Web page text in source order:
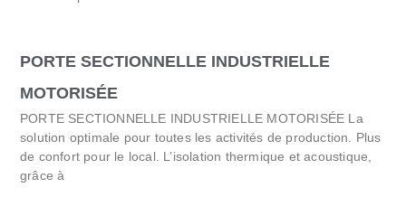
PORTE SECTIONNELLE INDUSTRIELLE
MOTORISÉE
PORTE SECTIONNELLE INDUSTRIELLE MOTORISÉE La
solution optimale pour toutes les activités de production. Plus
de confort pour le local. L’isolation thermique et acoustique,
grâce à